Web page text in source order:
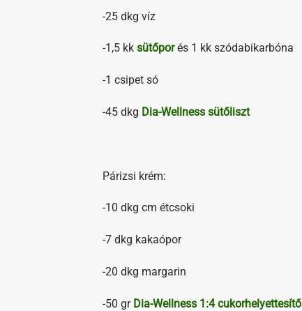
-25 dkg víz
-1,5 kk sütőporés 1 kk szódabikarbóna
-1 csipet só
-45 dkg Dia-Wellness sütőliszt
Párizsi krém:
-10 dkg cm étcsoki
-7 dkg kakaópor
-20 dkg margarin
-50 gr Dia-Wellness 1:4 cukorhelyettesítő